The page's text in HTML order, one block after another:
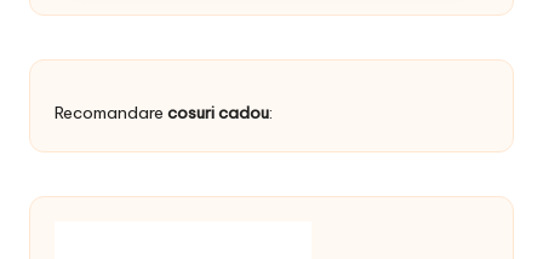
Recomandare cosuri cadou: